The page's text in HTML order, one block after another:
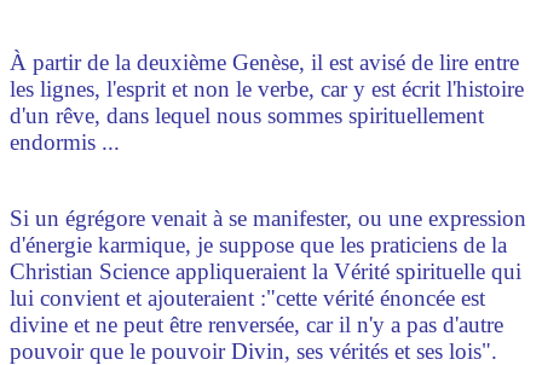
À partir de la deuxième Genèse, il est avisé de lire entre
les lignes, l'esprit et non le verbe, car y est écrit l'histoire
d'un rêve, dans lequel nous sommes spirituellement
endormis ...
Si un égrégore venait à se manifester, ou une expression
d'énergie karmique, je suppose que les praticiens de la
Christian Science appliqueraient la Vérité spirituelle qui
lui convient et ajouteraient :"cette vérité énoncée est
divine et ne peut être renversée, car il n'y a pas d'autre
pouvoir que le pouvoir Divin, ses vérités et ses lois".